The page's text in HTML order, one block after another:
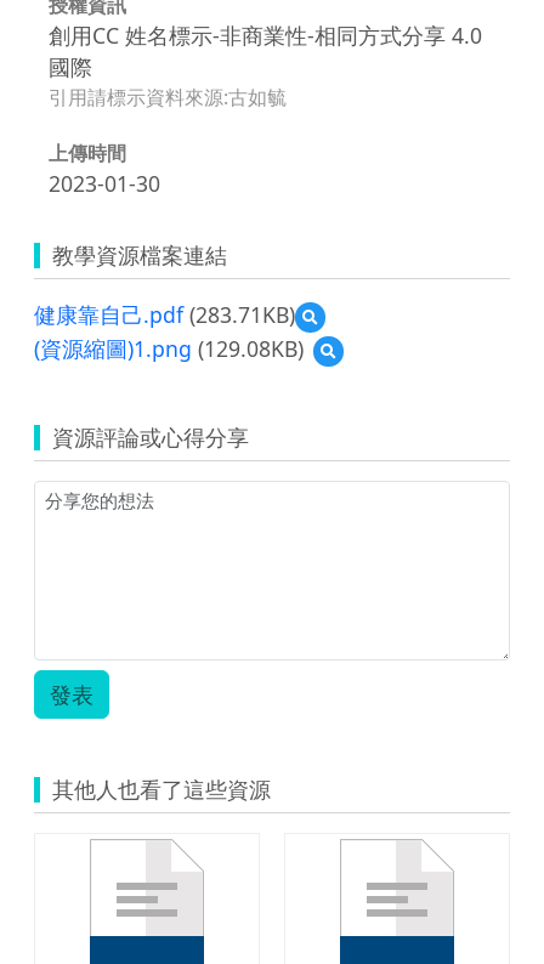
創用CC 姓名標示-非商業性-相同方式分享 4.0
國際
引用請標示資料來源:古如毓
上傳時間
2023-01-30
教學資源檔案連結
健康靠自己.pdf(283.71KB)
預
覽
健
(資源縮圖)1.png (129.08KB)
預
覽
圖)1.png
資源評論或心得分享
發表
其他人也看了這些資源